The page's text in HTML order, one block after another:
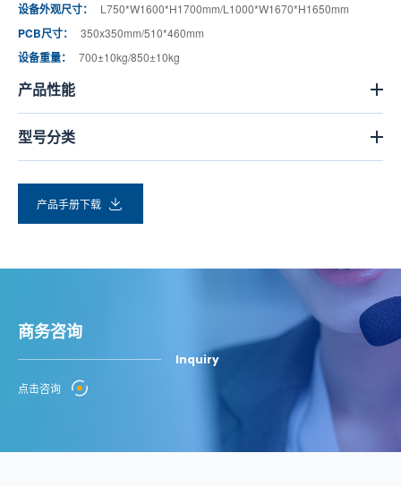
设备外观尺寸： L750*W1600*H1700mm/L1000*W1670*H1650mm
PCB尺寸： 350x350mm/510*460mm
设备重量： 700±10kg/850±10kg
产品性能
型号分类
产品手册下载
商务咨询
Inquiry
点击咨询